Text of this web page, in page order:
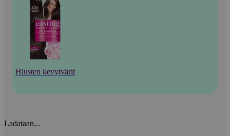
Hiusten kevytvärit
Ladataan...